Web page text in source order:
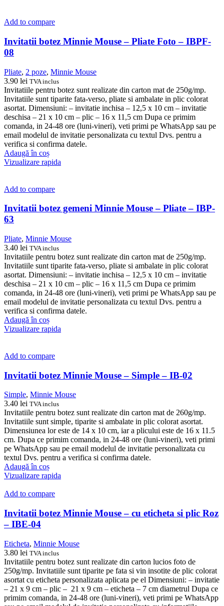
Add to compare
Invitatii botez Minnie Mouse – Pliate Foto – IBPF-
08
Pliate, 2 poze, Minnie Mouse
3.90 lei TVA inclus
Invitatiile pentru botez sunt realizate din carton mat de 250g/mp.
Invitatiile sunt tiparite fata-verso, pliate si ambalate in plic colorat
asortat. Dimensiuni: – invitatie inchisa – 12,5 x 10 cm – invitatie
deschisa – 21 x 10 cm – plic – 16 x 11,5 cm Dupa ce primim
comanda, in 24-48 ore (luni-vineri), veti primi pe WhatsApp sau pe
email modelul de invitatie personalizata cu textul Dvs. pentru a
verifica si confirma datele.
Adaugă în coș
Vizualizare rapida
Add to compare
Invitatii botez gemeni Minnie Mouse – Pliate – IBP-
63
Pliate, Minnie Mouse
3.40 lei TVA inclus
Invitatiile pentru botez sunt realizate din carton mat de 250g/mp.
Invitatiile sunt tiparite fata-verso, pliate si ambalate in plic colorat
asortat. Dimensiuni: – invitatie inchisa – 12,5 x 10 cm – invitatie
deschisa – 21 x 10 cm – plic – 16 x 11,5 cm Dupa ce primim
comanda, in 24-48 ore (luni-vineri), veti primi pe WhatsApp sau pe
email modelul de invitatie personalizata cu textul Dvs. pentru a
verifica si confirma datele.
Adaugă în coș
Vizualizare rapida
Add to compare
Invitatii botez Minnie Mouse – Simple – IB-02
Simple, Minnie Mouse
3.40 lei TVA inclus
Invitatiile pentru botez sunt realizate din carton mat de 260g/mp.
Invitatiile sunt simple, tiparite si ambalate in plic colorat asortat.
Dimensiunea lor este de 14 x 10 cm, iar a plicului este de 16 x 11.5
cm. Dupa ce primim comanda, in 24-48 ore (luni-vineri), veti primi
pe WhatsApp sau pe email modelul de invitatie personalizata cu
textul Dvs. pentru a verifica si confirma datele.
Adaugă în coș
Vizualizare rapida
Add to compare
Invitatii botez Minnie Mouse – cu eticheta si plic Roz
– IBE-04
Eticheta, Minnie Mouse
3.80 lei TVA inclus
Invitatiile pentru botez sunt realizate din carton lucios foto de
250g/mp. Invitatiile sunt tiparite pe fata si vin insotite de plic colorat
asortat cu eticheta personalizata aplicata pe el Dimensiuni: – invitatie
– 21 x 9 cm – plic – 21 x 9 cm – eticheta – 7 cm diametrul Dupa ce
primim comanda, in 24-48 ore (luni-vineri), veti primi pe WhatsApp